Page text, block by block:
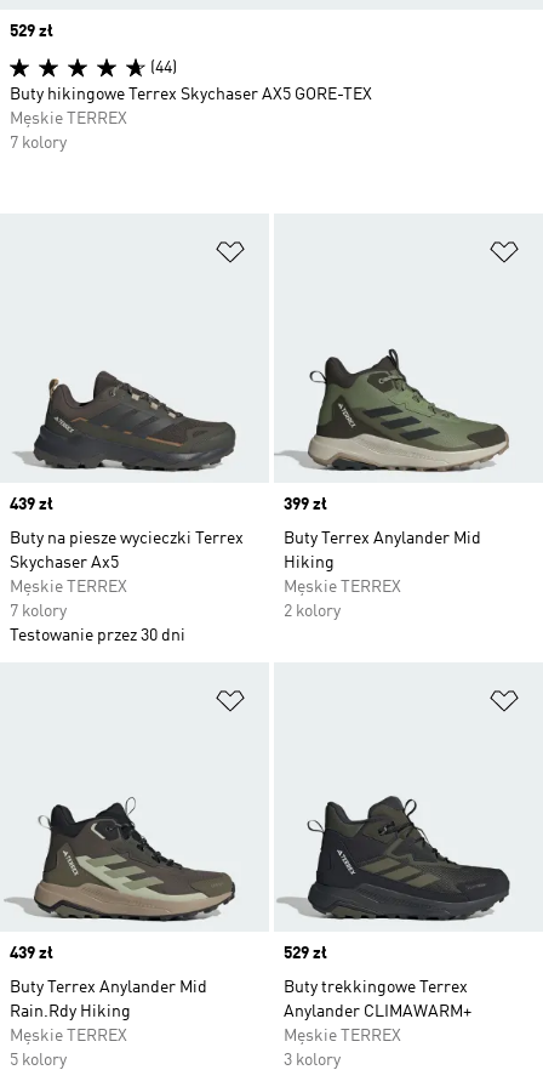
Price
439 zł
Buty na piesze wycieczki Terrex
Skychaser Ax5
Męskie TERREX
7 kolory
Testowanie przez 30 dni
Price
399 zł
Buty Terrex Anylander Mid
Hiking
Męskie TERREX
2 kolory
Price
439 zł
Buty Terrex Anylander Mid
Rain.Rdy Hiking
Męskie TERREX
5 kolory
Price
529 zł
Buty trekkingowe Terrex
Anylander CLIMAWARM+
Męskie TERREX
3 kolory
Price
529 zł
(44)
Buty hikingowe Terrex Skychaser AX5 GORE-TEX
Męskie TERREX
7 kolory